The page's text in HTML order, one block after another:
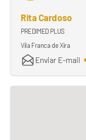
Rita Cardoso
PREDIMED PLUS
Vila Franca de Xira
Enviar E-mail